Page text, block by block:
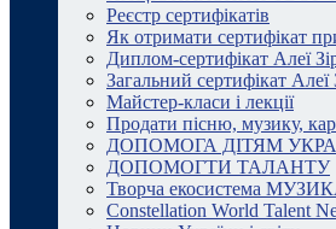
Реєстр сертифікатів
Як отримати сертифікат
Диплом-сертифікат Алеї
Загальний сертифікат Алеї
Майстер-класи і лекції
Продати пісню, музику,
ДОПОМОГА ДІТЯМ
ДОПОМОГТИ ТАЛАНТУ
Творча екосистема
Constellation World Talent